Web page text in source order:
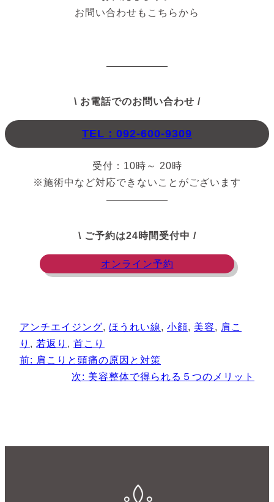
お問い合わせもこちらから
\ お電話でのお問い合わせ /
TEL：092-600-9309
受付：10時～ 20時
※施術中など対応できないことがございます
\ ご予約は24時間受付中 /
オンライン予約
アンチエイジング, ほうれい線, 小顔, 美容, 肩こ
り , 若返り , 首こり
前: 肩こりと頭痛の原因と対策
次: 美容整体で得られる５つのメリット